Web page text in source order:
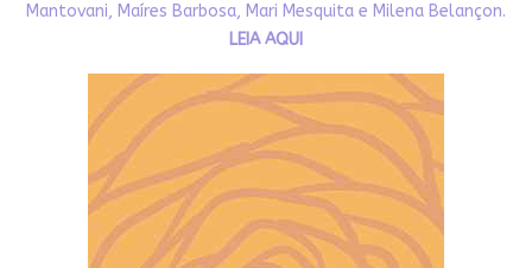
Mantovani, Maíres Barbosa, Mari Mesquita e Milena Belançon.
LEIA AQUI